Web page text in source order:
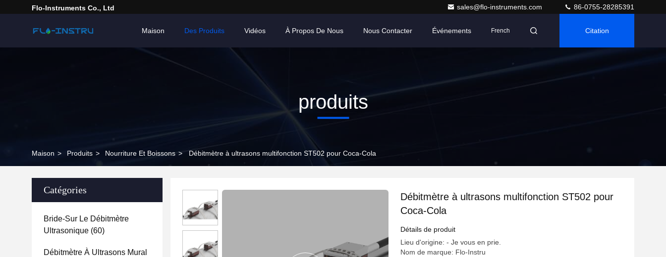
Flo-Instruments Co., Ltd sales@flo-instruments.com 86-0755-28285391
Maison Des Produits Vidéos À Propos De Nous Nous Contacter Événements French Citation
produits
Maison > Produits > Nourriture Et Boissons > Débitmètre à ultrasons multifonction ST502 pour Coca-Cola
Catégories
Bride-Sur Le Débitmètre
Ultrasonique (60)
Débitmètre À Ultrasons Mural
Débitmètre à ultrasons multifonction ST502 pour
Coca-Cola
Détails de produit
Lieu d'origine: - Je vous en prie.
Nom de marque: Flo-Instru